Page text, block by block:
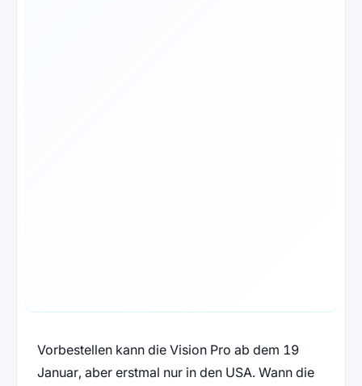
Vorbestellen kann die Vision Pro ab dem 19
Januar, aber erstmal nur in den USA. Wann die